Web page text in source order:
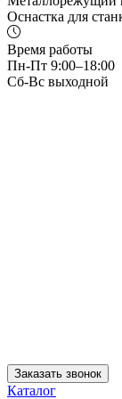
Оснастка для
Время работы
Пн-Пт 9:00–18:00
Сб-Вс выходной
Заказать звонок
Каталог